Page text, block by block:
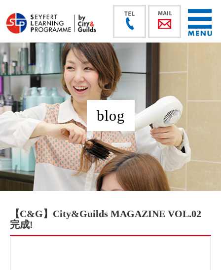
blog
【C&G】City&Guilds MAGAZINE VOL.02
完成!